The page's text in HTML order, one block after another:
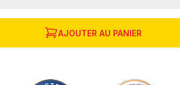
AJOUTER AU PANIER